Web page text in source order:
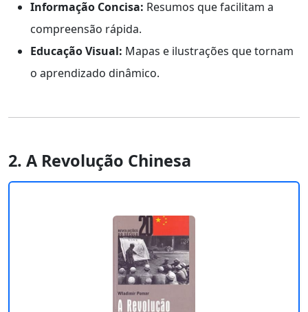
Informação Concisa: Resumos que facilitam a
compreensão rápida.
Educação Visual: Mapas e ilustrações que tornam
o aprendizado dinâmico.
2. A Revolução Chinesa